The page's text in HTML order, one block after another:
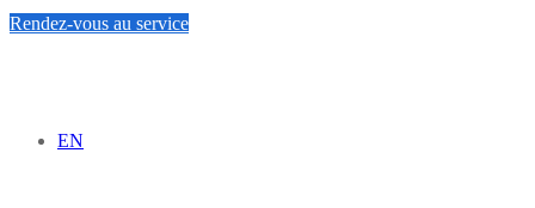
Rendez-vous au service
EN